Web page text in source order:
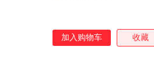
加入购物车 收藏